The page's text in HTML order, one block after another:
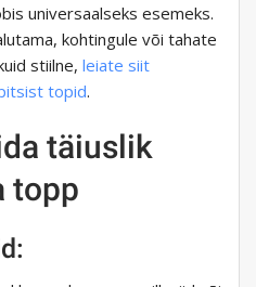
universaalseks esemeks.
kohtingule või tahate
stiilne, leiate siit
topid.
täiuslik
topp